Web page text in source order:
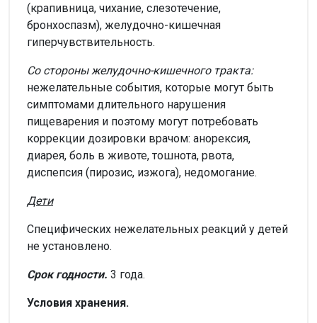
(крапивница, чихание, слезотечение,
бронхоспазм), желудочно-кишечная
гиперчувствительность.
Со стороны желудочно-кишечного тракта:
нежелательные события, которые могут быть
симптомами длительного нарушения
пищеварения и поэтому могут потребовать
коррекции дозировки врачом: анорексия,
диарея, боль в животе, тошнота, рвота,
диспепсия (пирозис, изжога), недомогание.
Дети
Специфических нежелательных реакций у детей
не установлено.
Срок годности. 3 года.
Условия хранения.